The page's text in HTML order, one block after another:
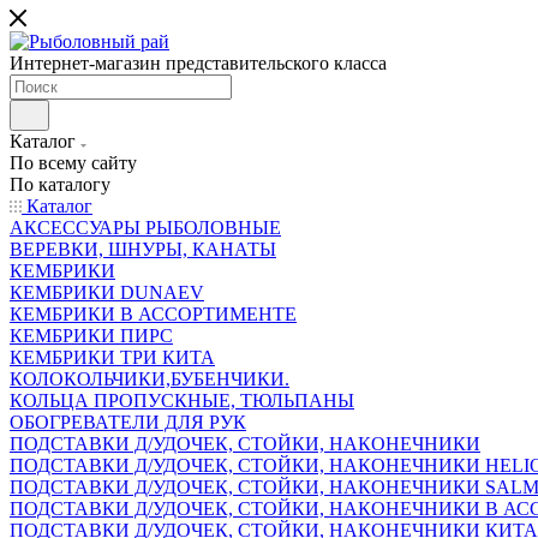
Интернет-магазин представительского класса
Каталог
По всему сайту
По каталогу
Каталог
АКСЕССУАРЫ РЫБОЛОВНЫЕ
ВЕРЕВКИ, ШНУРЫ, КАНАТЫ
КЕМБРИКИ
КЕМБРИКИ DUNAEV
КЕМБРИКИ В АССОРТИМЕНТЕ
КЕМБРИКИ ПИРС
КЕМБРИКИ ТРИ КИТА
КОЛОКОЛЬЧИКИ,БУБЕНЧИКИ.
КОЛЬЦА ПРОПУСКНЫЕ, ТЮЛЬПАНЫ
ОБОГРЕВАТЕЛИ ДЛЯ РУК
ПОДСТАВКИ Д/УДОЧЕК, СТОЙКИ, НАКОНЕЧНИКИ
ПОДСТАВКИ Д/УДОЧЕК, СТОЙКИ, НАКОНЕЧНИКИ
ПОДСТАВКИ Д/УДОЧЕК, СТОЙКИ, НАКОНЕЧНИКИ
ПОДСТАВКИ Д/УДОЧЕК, СТОЙКИ, НАКОНЕЧНИКИ В
ПОДСТАВКИ Д/УДОЧЕК, СТОЙКИ, НАКОНЕЧНИКИ